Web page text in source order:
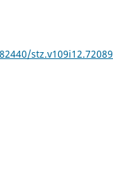
stz.v109i12.72089